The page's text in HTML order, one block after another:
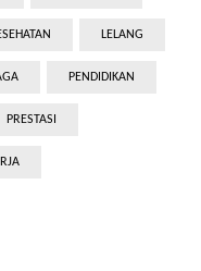
LELANG
PENDIDIKAN
PRESTASI